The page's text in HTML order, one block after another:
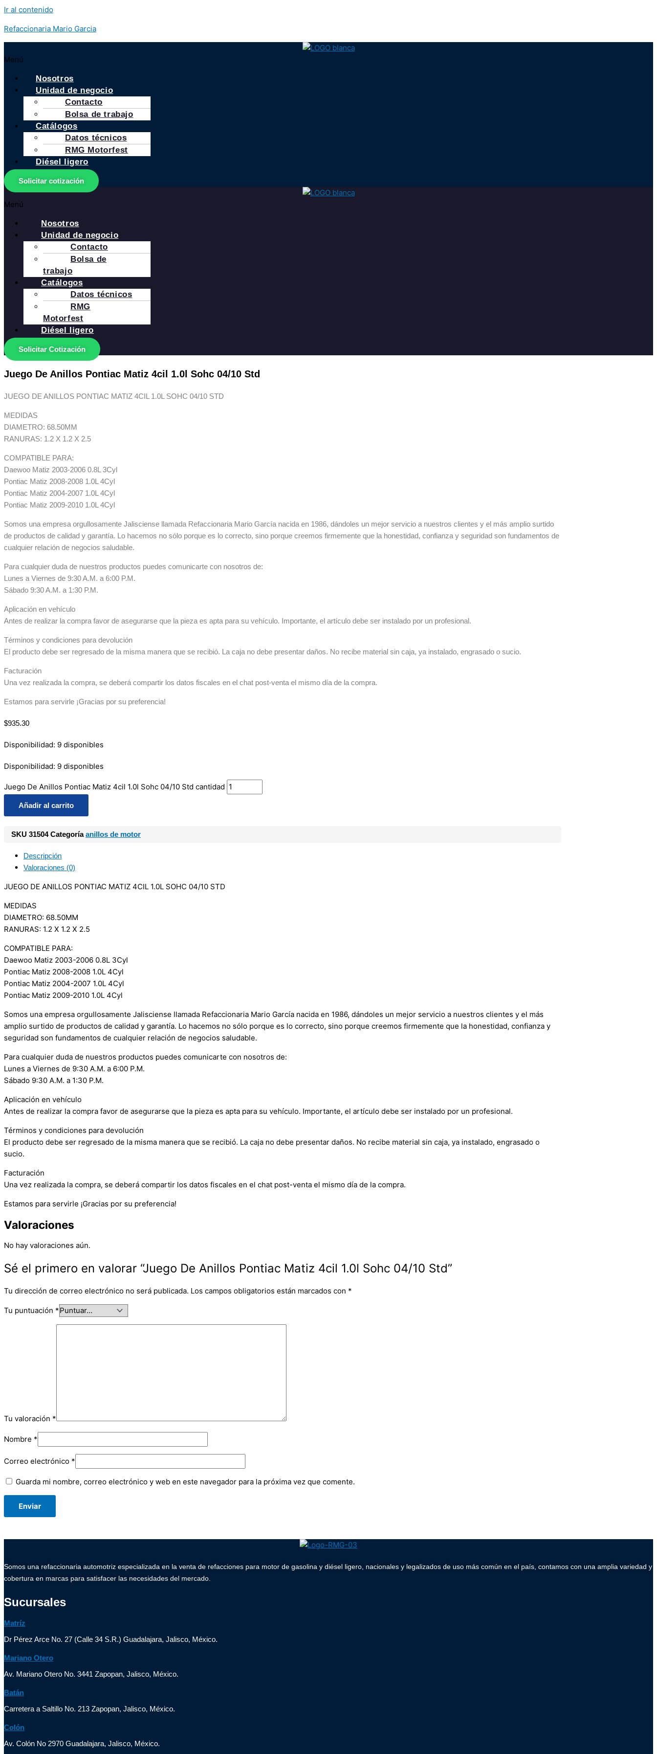
Ir al contenido
Refaccionaria Mario Garcia
Menú
Nosotros
Unidad de negocio
Contacto
Bolsa de trabajo
Catálogos
Datos técnicos
RMG Motorfest
Diésel ligero
Solicitar cotización
Menú
Nosotros
Unidad de negocio
Contacto
Bolsa de
trabajo
Catálogos
Datos técnicos
RMG
Motorfest
Diésel ligero
Solicitar Cotización
Juego De Anillos Pontiac Matiz 4cil 1.0l Sohc 04/10 Std
JUEGO DE ANILLOS PONTIAC MATIZ 4CIL 1.0L SOHC 04/10 STD
MEDIDAS
DIAMETRO: 68.50MM
RANURAS: 1.2 X 1.2 X 2.5
COMPATIBLE PARA:
Daewoo Matiz 2003-2006 0.8L 3Cyl
Pontiac Matiz 2008-2008 1.0L 4Cyl
Pontiac Matiz 2004-2007 1.0L 4Cyl
Pontiac Matiz 2009-2010 1.0L 4Cyl
Somos una empresa orgullosamente Jalisciense llamada Refaccionaria Mario García nacida en 1986, dándoles un mejor servicio a nuestros clientes y el más amplio surtido
de productos de calidad y garantía. Lo hacemos no sólo porque es lo correcto, sino porque creemos firmemente que la honestidad, confianza y seguridad son fundamentos de
cualquier relación de negocios saludable.
Para cualquier duda de nuestros productos puedes comunicarte con nosotros de:
Lunes a Viernes de 9:30 A.M. a 6:00 P.M.
Sábado 9:30 A.M. a 1:30 P.M.
Aplicación en vehículo
Antes de realizar la compra favor de asegurarse que la pieza es apta para su vehículo. Importante, el artículo debe ser instalado por un profesional.
Términos y condiciones para devolución
El producto debe ser regresado de la misma manera que se recibió. La caja no debe presentar daños. No recibe material sin caja, ya instalado, engrasado o sucio.
Facturación
Una vez realizada la compra, se deberá compartir los datos fiscales en el chat post-venta el mismo día de la compra.
Estamos para servirle ¡Gracias por su preferencia!
$935.30
Disponibilidad: 9 disponibles
Disponibilidad: 9 disponibles
Juego De Anillos Pontiac Matiz 4cil 1.0l Sohc 04/10 Std cantidad
Añadir al carrito
SKU 31504Categoría anillos de motor
Descripción
Valoraciones (0)
JUEGO DE ANILLOS PONTIAC MATIZ 4CIL 1.0L SOHC 04/10 STD
MEDIDAS
DIAMETRO: 68.50MM
RANURAS: 1.2 X 1.2 X 2.5
COMPATIBLE PARA:
Daewoo Matiz 2003-2006 0.8L 3Cyl
Pontiac Matiz 2008-2008 1.0L 4Cyl
Pontiac Matiz 2004-2007 1.0L 4Cyl
Pontiac Matiz 2009-2010 1.0L 4Cyl
Somos una empresa orgullosamente Jalisciense llamada Refaccionaria Mario García nacida en 1986, dándoles un mejor servicio a nuestros clientes y el más
amplio surtido de productos de calidad y garantía. Lo hacemos no sólo porque es lo correcto, sino porque creemos firmemente que la honestidad, confianza y
seguridad son fundamentos de cualquier relación de negocios saludable.
Para cualquier duda de nuestros productos puedes comunicarte con nosotros de:
Lunes a Viernes de 9:30 A.M. a 6:00 P.M.
Sábado 9:30 A.M. a 1:30 P.M.
Aplicación en vehículo
Antes de realizar la compra favor de asegurarse que la pieza es apta para su vehículo. Importante, el artículo debe ser instalado por un profesional.
Términos y condiciones para devolución
El producto debe ser regresado de la misma manera que se recibió. La caja no debe presentar daños. No recibe material sin caja, ya instalado, engrasado o
sucio.
Facturación
Una vez realizada la compra, se deberá compartir los datos fiscales en el chat post-venta el mismo día de la compra.
Estamos para servirle ¡Gracias por su preferencia!
Valoraciones
No hay valoraciones aún.
Sé el primero en valorar “Juego De Anillos Pontiac Matiz 4cil 1.0l Sohc 04/10 Std”
Tu dirección de correo electrónico no será publicada. Los campos obligatorios están marcados con *
Tu puntuación *
Tu valoración *
Nombre *
Correo electrónico *
Guarda mi nombre, correo electrónico y web en este navegador para la próxima vez que comente.
Somos una refaccionaria automotriz especializada en la venta de refacciones para motor de gasolina y diésel ligero, nacionales y legalizados de uso más común en el país, contamos con una amplia variedad y
cobertura en marcas para satisfacer las necesidades del mercado.
Sucursales
Matríz
Dr Pérez Arce No. 27 (Calle 34 S.R.) Guadalajara, Jalisco, México.
Mariano Otero
Av. Mariano Otero No. 3441 Zapopan, Jalisco, México.
Batán
Carretera a Saltillo No. 213 Zapopan, Jalisco, México.
Colón
Av. Colón No 2970 Guadalajara, Jalisco, México.